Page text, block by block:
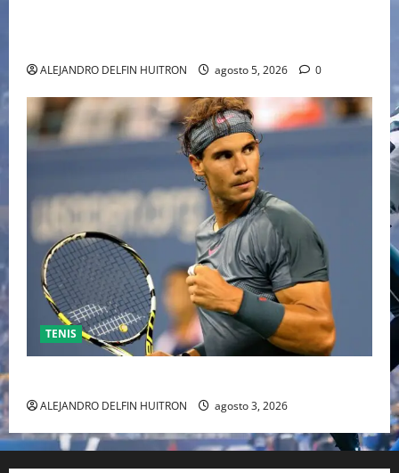
ALEJANDRO DELFIN HUITRON agosto 5, 2026 0
TENIS
ALEJANDRO DELFIN HUITRON agosto 3, 2026